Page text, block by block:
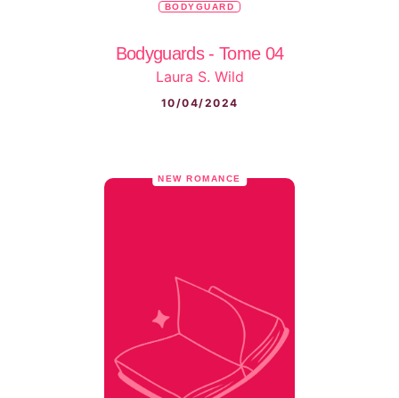
BODYGUARD
Bodyguards - Tome 04
Laura S. Wild
10/04/2024
NEW ROMANCE